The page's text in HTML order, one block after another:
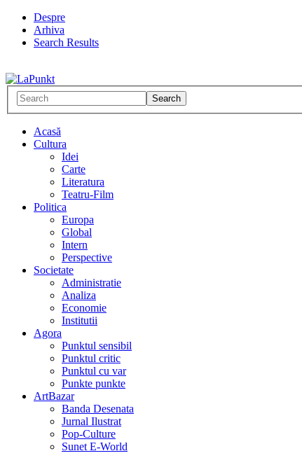
Despre
Arhiva
Search Results
Acasă
Cultura
Idei
Carte
Literatura
Teatru-Film
Politica
Europa
Global
Intern
Perspective
Societate
Administratie
Analiza
Economie
Institutii
Agora
Punktul sensibil
Punktul critic
Punktul cu var
Punkte punkte
ArtBazar
Banda Desenata
Jurnal Ilustrat
Pop-Culture
Sunet E-World